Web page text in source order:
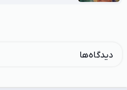
دیدگاه‌ها